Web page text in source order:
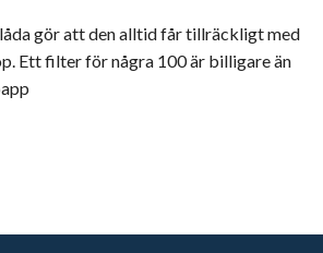
gör att den alltid får tillräckligt med
Ett filter för några 100 är billigare än